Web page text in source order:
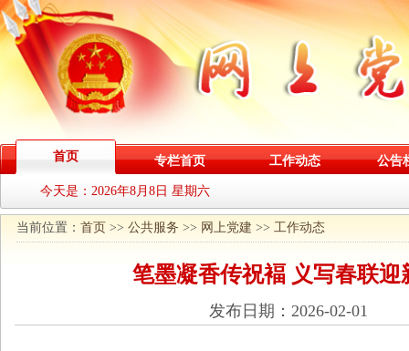
首页 专栏首页 工作动态 公告
今天是： 2026年8月8日 星期六
当前位置： 首页 >> 公共服务 >> 网上党建 >> 工作动态
笔墨凝香传祝褔 义写春联迎
发布日期：2026-02-01